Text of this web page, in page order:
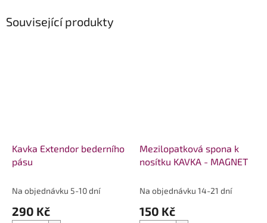
Související produkty
Kavka Extendor bederního
pásu
Na objednávku 5-10 dní
290 Kč
Mezilopatková spona k
nosítku KAVKA - MAGNET
Na objednávku 14-21 dní
150 Kč